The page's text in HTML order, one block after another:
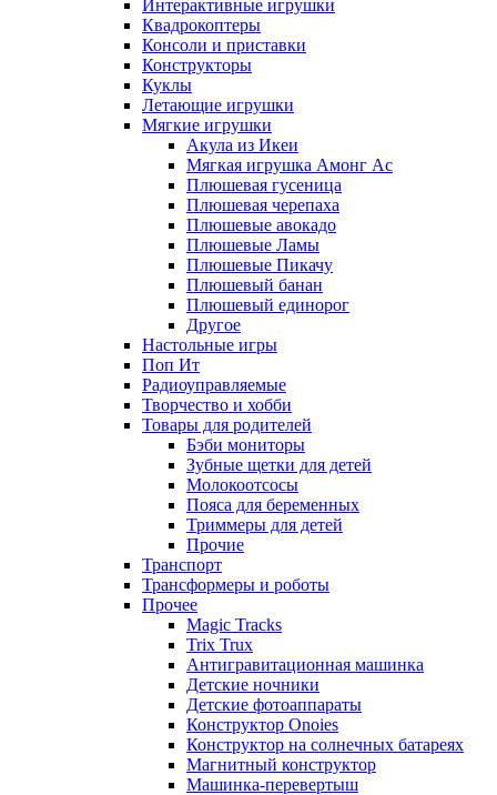
Интерактивные игрушки
Квадрокоптеры
Консоли и приставки
Конструкторы
Куклы
Летающие игрушки
Мягкие игрушки
Акула из Икеи
Мягкая игрушка Амонг Ас
Плюшевая гусеница
Плюшевая черепаха
Плюшевые авокадо
Плюшевые Ламы
Плюшевые Пикачу
Плюшевый банан
Плюшевый единорог
Другое
Настольные игры
Поп Ит
Радиоуправляемые
Творчество и хобби
Товары для родителей
Бэби мониторы
Зубные щетки для детей
Молокоотсосы
Пояса для беременных
Триммеры для детей
Прочие
Транспорт
Трансформеры и роботы
Прочее
Magic Tracks
Trix Trux
Антигравитационная машинка
Детские ночники
Детские фотоаппараты
Конструктор Onoies
Конструктор на солнечных батареях
Магнитный конструктор
Машинка-перевертыш